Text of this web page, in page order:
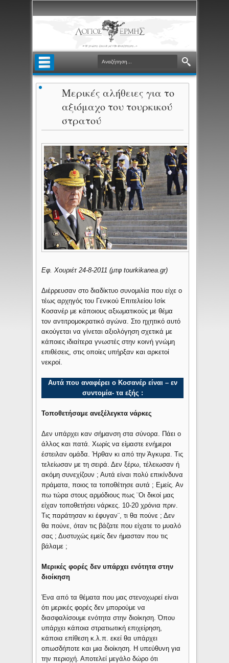
Μερικές αλήθειες για το
αξιόμαχο του τουρκικού
στρατού
Εφ. Χουριέτ 24-8-2011 (μτφ tourkikanea.gr)
Διέρρευσαν στο διαδίκτυο συνομιλία που είχε ο
τέως αρχηγός του Γενικού Επιτελείου Ισίκ
Κοσανέρ με κάποιους αξιωματικούς με θέμα
τον αντιτρομοκρατικό αγώνα. Στο ηχητικό αυτό
ακούγεται να γίνεται αξιολόγηση σχετικά με
κάποιες ιδιαίτερα γνωστές στην κοινή γνώμη
επιθέσεις, στις οποίες υπήρξαν και αρκετοί
νεκροί.
Αυτά που αναφέρει ο Κοσανέρ είναι – εν
συντομία- τα εξής :
Τοποθετήσαμε ανεξέλεγκτα νάρκες
Δεν υπάρχει καν σήμανση στα σύνορα. Πάει ο
άλλος και πατά. Χωρίς να είμαστε ενήμεροι
έστειλαν ομάδα. Ήρθαν κι από την Άγκυρα. Τις
τελείωσαν με τη σειρά. Δεν ξέρω, τέλειωσαν ή
ακόμη συνεχίζουν ; Αυτά είναι πολύ επικίνδυνα
πράματα, ποιος τα τοποθέτησε αυτά ; Εμείς. Αν
πω τώρα στους αρμόδιους πως ¨Οι δικοί μας
είχαν τοποθετήσει νάρκες. 10-20 χρόνια πριν.
Τις παράτησαν κι έφυγαν¨, τι θα πούνε ; Δεν
θα πούνε, όταν τις βάζατε που είχατε το μυαλό
σας ; Δυστυχώς εμείς δεν ήμασταν που τις
βάλαμε ;
Μερικές φορές δεν υπάρχει ενότητα στην
διοίκηση
Ένα από τα θέματα που μας στενοχωρεί είναι
ότι μερικές φορές δεν μπορούμε να
διασφαλίσουμε ενότητα στην διοίκηση. Όπου
υπάρχει κάποια στρατιωτική επιχείρηση,
κάποια επίθεση κ.λ.π. εκεί θα υπάρχει
οπωσδήποτε και μια διοίκηση. Η υπεύθυνη για
την περιοχή. Αποτελεί μεγάλο δώρο ότι